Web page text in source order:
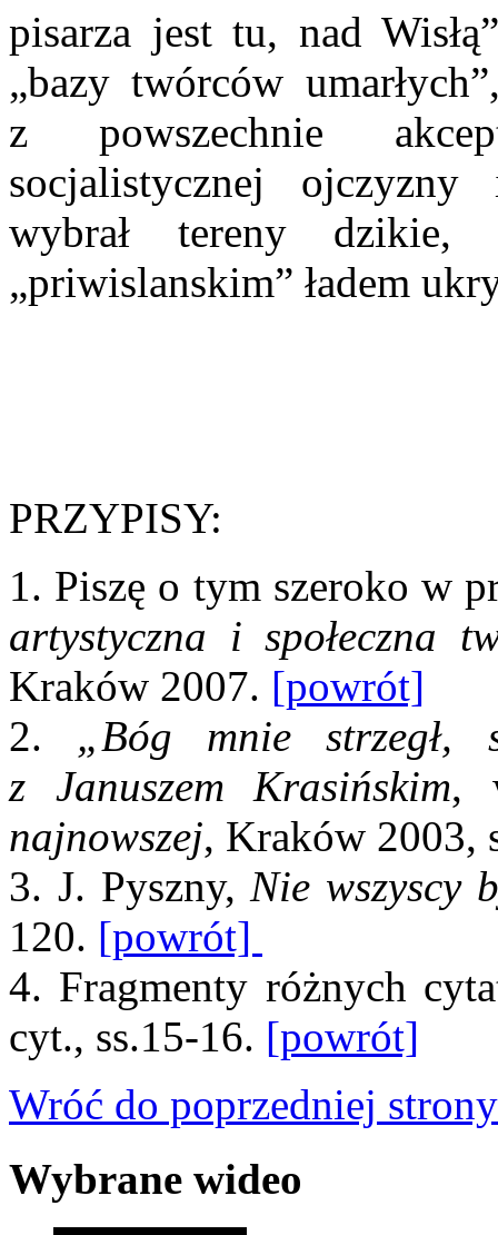
pisarza jest tu, nad Wisłą”
„bazy twórców
z powszechnie
socjalistycznej ojczyzny
wybrał tereny dzikie,
„priwislanskim” ładem
PRZYPISY:
1. Piszę o tym szeroko w
artystyczna i społeczna
Kraków 2007. [powrót]
2. „Bóg mnie strzegł,
z Januszem Krasińskim,
najnowszej, Kraków 2003,
3. J. Pyszny,Nie wszyscy
120. [powrót]
4. Fragmenty różnych
cyt., ss.15-16. [powrót]
Wróć do poprzedniej strony
Wybrane wideo